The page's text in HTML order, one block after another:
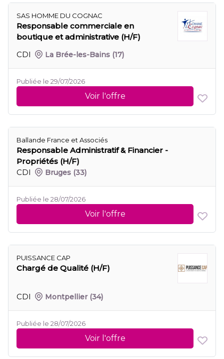
SAS HOMME DU COGNAC
Responsable commerciale en
boutique et administrative (H/F)
CDI
La Brée-les-Bains (17)
Publiée le 29/07/2026
Voir l'offre
Ballande France et Associés
Responsable Administratif & Financier -
Propriétés (H/F)
CDI
Bruges (33)
Publiée le 28/07/2026
Voir l'offre
PUISSANCE CAP
Chargé de Qualité (H/F)
CDI Montpellier (34)
Publiée le 28/07/2026
Voir l'offre